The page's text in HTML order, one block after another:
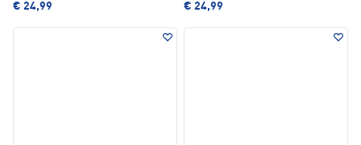
€ 24,99 € 24,99